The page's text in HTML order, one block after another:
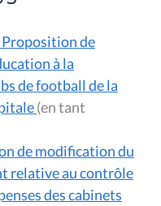
de
à la
de football de la
(en tant
de modification du
relative au contrôle
des cabinets